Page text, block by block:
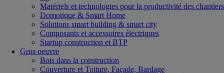
Matériels et technologies pour la productivité des chantiers
Domotique & Smart Home
Solutions smart building & smart city
Composants et accessoires électriques
Startup construction et BTP
Gros oeuvre
Bois dans la construction
Couverture et Toiture, Façade, Bardage